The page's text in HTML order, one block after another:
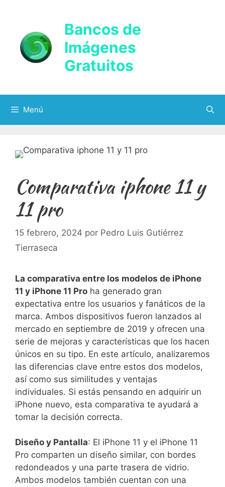
contenido
Bancos de
Imágenes
Gratuitos
Menú
Comparativa iphone 11 y
11 pro
15 febrero, 2024 por Pedro Luis Gutiérrez
Tierraseca
La comparativa entre los modelos de iPhone
11 y iPhone 11 Pro ha generado gran
expectativa‍ entre los usuarios y fanáticos de la
marca. Ambos dispositivos fueron lanzados al
mercado en septiembre de‍ 2019 y ofrecen una
serie de mejoras y características que los hacen
únicos en su tipo. En este artículo, analizaremos
las diferencias clave entre estos dos modelos,
así como ​sus similitudes⁤ y‍ ventajas
individuales. Si ​estás ‌pensando en adquirir ⁢un
iPhone nuevo, esta comparativa te ayudará a
tomar la decisión correcta.
Diseño y Pantalla: El iPhone 11 y el iPhone 11
Pro comparten un diseño similar, ⁣con bordes
redondeados y una parte trasera de vidrio.
Ambos modelos también cuentan con una